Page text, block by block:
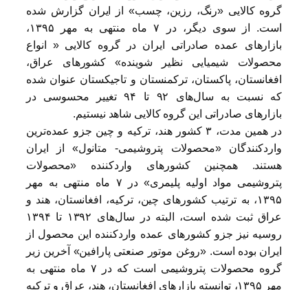
گروه کالایی «رنگ، رزین، چسب» از ایران گزارش شده
است. از سوی دیگر، در ۷ ماه منتهی به مهر ۱۳۹۵،
بازارهای عمده صادراتی ایران در گروه کالایی « انواع
محصولات شیمیایی نظیر شوینده» کشورهای عراق،
افغانستان، پاکستان، ترکمنستان و تاجیکستان عنوان شده
که نسبت به سال‌های ۹۲ تا ۹۴ تغییر محسوسی در
بازارهای صادراتی این گروه کالایی شاهد نیستیم.
در همین مدت، ۳ کشور هند، ترکیه و چین جزو عمده‌ترین
وارد‌کنندگان «محصولات پتروشیمی- متانول» از ایران
هستند. همچنین کشورهای وارد‌کننده «محصولات
پتروشیمی مواد اولیه پلیمری» در ۷ ماه منتهی به مهر
۱۳۹۵، به ترتیب کشورهای چین، ترکیه، افغانستان، هند و
عراق ثبت شده است، البته در سال‌های ۱۳۹۲ تا ۱۳۹۴
روسیه نیز جزو کشورهای عمده وارد‌کننده این محصول از
ایران بوده است. «روغن موتور صنعتی پارافین» آخرین زیر
گروه محصولات پتروشیمی است که در ۷ ماه منتهی به
مهر ۱۳۹۵، توانسته بازارهای افغانستان، هند، عراق و ترکیه